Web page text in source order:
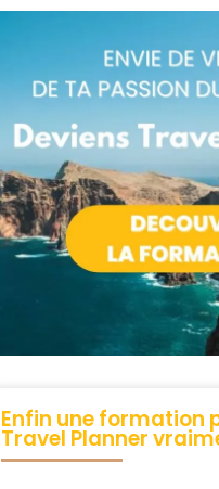
Enfin une formation
Travel Planner